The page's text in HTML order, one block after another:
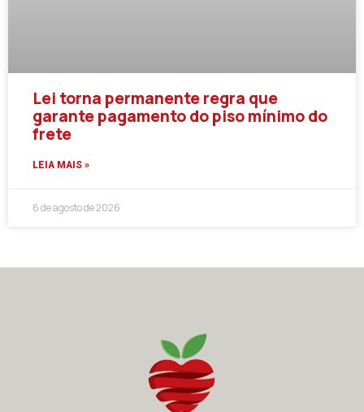
Lei torna permanente regra que
garante pagamento do piso mínimo do
frete
LEIA MAIS »
6 de agosto de 2026